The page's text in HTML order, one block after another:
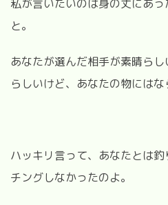
私が言いたいのは身の丈にあ
と。
あなたが選んだ相手が素晴ら
らしいけど、あなたの物にはな
ハッキリ言って、あなたとは
チングしなかったのよ。